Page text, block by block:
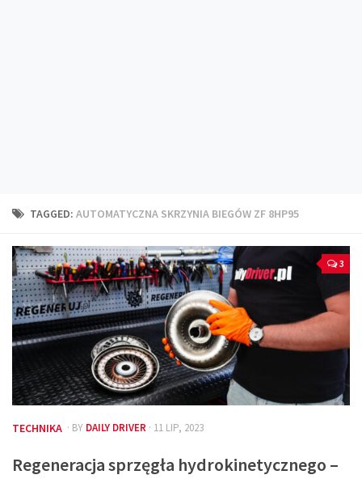
Technika jazdy
Kalkulatory
Przelicznik mocy
Auto z niemiec
TAGGED: AUTOMATYCZNA SKRZYNIA BIEGÓW ZF 8HP95
3
TECHNIKA · BY DAILY DRIVER · 11 LIP, 2023
Regeneracja sprzęgła hydrokinetycznego –